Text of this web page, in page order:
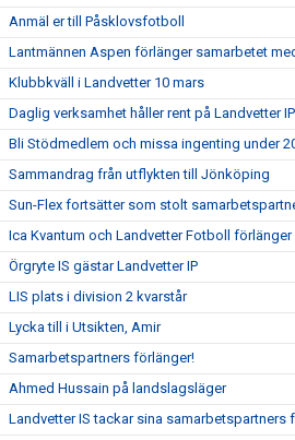
Anmäl er till Påsklovsfotboll
Lantmännen Aspen förlänger samarbetet
Klubbkväll i Landvetter 10 mars
Daglig verksamhet håller rent på Landvetter IP
Bli Stödmedlem och missa ingenting under
Sammandrag från utflykten till Jönköping
Sun-Flex fortsätter som stolt
Ica Kvantum och Landvetter Fotboll
Örgryte IS gästar Landvetter IP
LIS plats i division 2 kvarstår
Lycka till i Utsikten, Amir
Samarbetspartners förlänger!
Ahmed Hussain på landslagsläger
Landvetter IS tackar sina samarbetspartners